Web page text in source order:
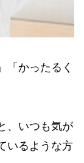
「かったるく
、いつも気が
いるような方